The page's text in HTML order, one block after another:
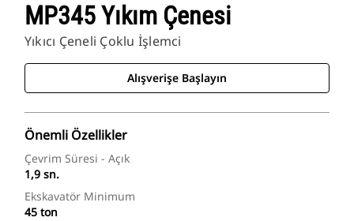
MP345 Yıkım Çenesi
Yıkıcı Çeneli Çoklu İşlemci
Alışverişe Başlayın
Önemli Özellikler
Çevrim Süresi - Açık
1,9 sn.
Ekskavatör Minimum
45 ton